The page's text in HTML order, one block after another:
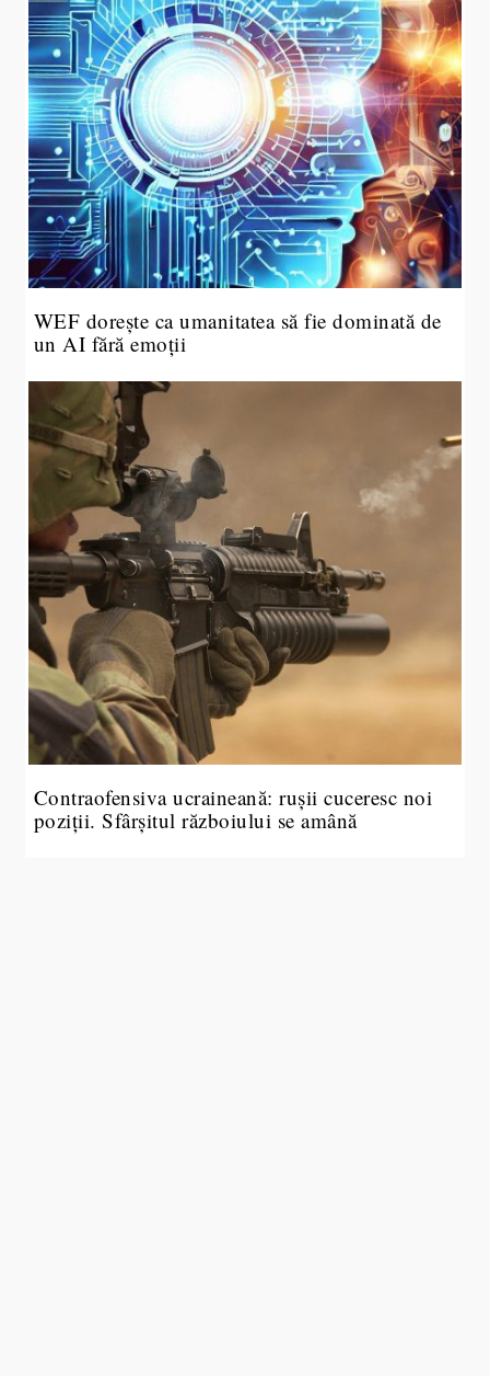
WEF dorește ca umanitatea să fie dominată de
un AI fără emoții
Contraofensiva ucraineană: rușii cuceresc noi
poziții. Sfârșitul războiului se amână